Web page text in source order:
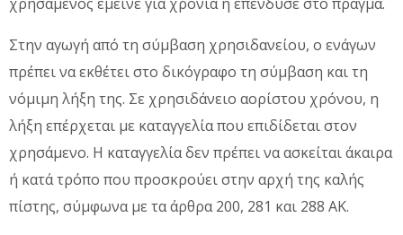
Στην αγωγή από τη σύμβαση χρησιδανείου, ο ενάγων
πρέπει να εκθέτει στο δικόγραφο τη σύμβαση και τη
νόμιμη λήξη της. Σε χρησιδάνειο αορίστου χρόνου, η
λήξη επέρχεται με καταγγελία που επιδίδεται στον
χρησάμενο. Η καταγγελία δεν πρέπει να ασκείται άκαιρα
ή κατά τρόπο που προσκρούει στην αρχή της καλής
πίστης, σύμφωνα με τα άρθρα 200, 281 και 288 ΑΚ.